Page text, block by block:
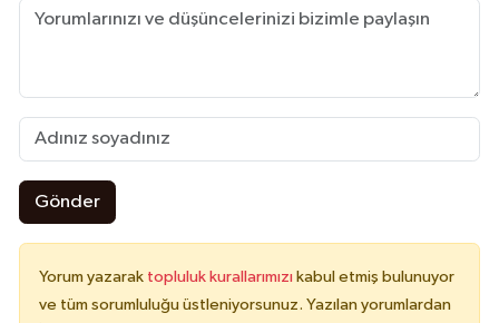
Gönder
Yorum yazarak topluluk kurallarımızı kabul etmiş bulunuyor
ve tüm sorumluluğu üstleniyorsunuz. Yazılan yorumlardan